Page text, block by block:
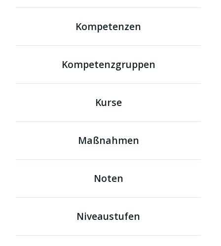
Kompetenzen
Kompetenzgruppen
Kurse
Maßnahmen
Noten
Niveaustufen